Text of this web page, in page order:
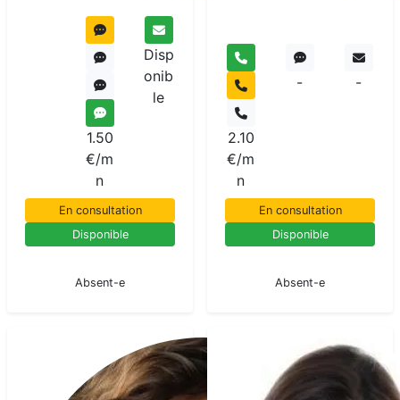
1.50
€/m
n
Disp
onib
le
En consultation
Disponible
Absent-e
2.10
€/m
n
- -
En consultation
Disponible
Absent-e